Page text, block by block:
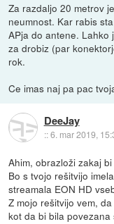
Za razdaljo 20 metrov
neumnost. Kar rabis
APja do antene. Lahko
za drobiz (par
rok.
Ce imas naj pa pac
DeeJay
::6. mar 2019,
Ahim, obrazloži zakaj
Bo s tvojo rešitvijo
streamala EON HD
Z mojo rešitvijo vem,
kot da bi bila povezana